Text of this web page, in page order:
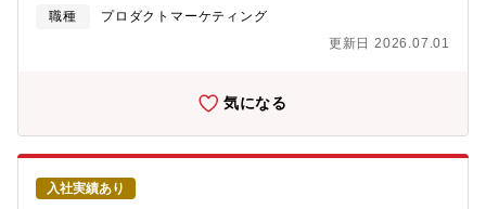
ます。【キャリアパス】様々なパナソニック事業に対応している
会社であり、新たな事業領域へのキャリア、または権利取得から
にあり、即戦力として価値発揮いただける方を求めています。
ク・Web・OOHなど）■商品を横断したブランディング広告制作■
ョン■制作スケジュール・コスト・スコープの管理と関係者調整な
どのプロジェクトマネジメント業務■若手クリエイターの育成や新
しい制作手法のトライアル【具体的な仕事内容】■広告／SNS／オ
ウンドサイトなど顧客接点におけるクリエイティブ統括■社内関係
者との連携、企画立案、プレゼンテーション■制作ディレクション
の内製実行■商品単体だけでなくカテゴリ横断のブランディング施
職種
プロダクトマーケティング
更新日 2026.07.01
気になる
入社実績あり